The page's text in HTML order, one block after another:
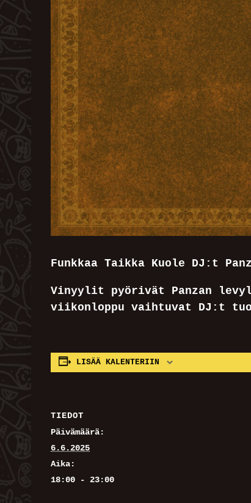
Funkkaa Taikka Kuole DJ:t
Vinyylit pyörivät Panzan
viikonloppu vaihtuvat DJ:t
LISÄÄ KALENTERIIN
TIEDOT
Päivämäärä:
6.6.2025
Aika:
18:00 - 23:00